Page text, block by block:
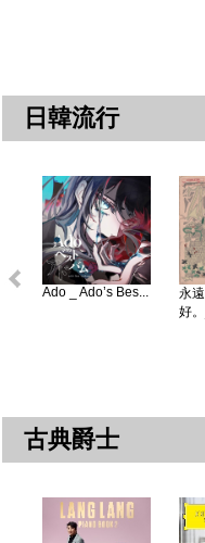
日韓流行
Ado _ Ado’s Bes...
永
好
古典爵士